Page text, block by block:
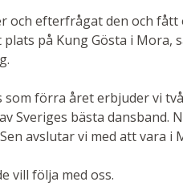
och efterfrågat den och
på Kung Gösta i Mora,
som förra året erbjuder vi
Sveriges bästa dansband.
avslutar vi med att vara i
vill följa med oss.